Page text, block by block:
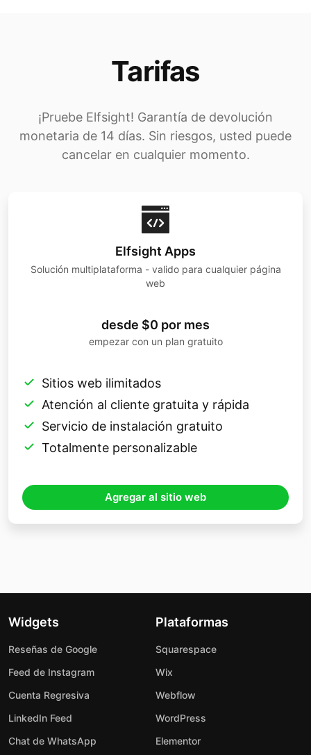
Tarifas
¡Pruebe Elfsight! Garantía de devolución
monetaria de 14 días. Sin riesgos, usted puede
cancelar en cualquier momento.
Elfsight Apps
Solución multiplataforma - valido para cualquier página
web
desde $0 por mes
empezar con un plan gratuito
Sitios web ilimitados
Atención al cliente gratuita y rápida
Servicio de instalación gratuito
Totalmente personalizable
Agregar al sitio web
Widgets
Reseñas de Google
Feed de Instagram
Cuenta Regresiva
LinkedIn Feed
Chat de WhatsApp
Plataformas
Squarespace
Wix
Webflow
WordPress
Elementor